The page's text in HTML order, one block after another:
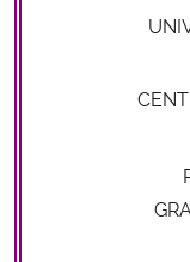
Ministério do